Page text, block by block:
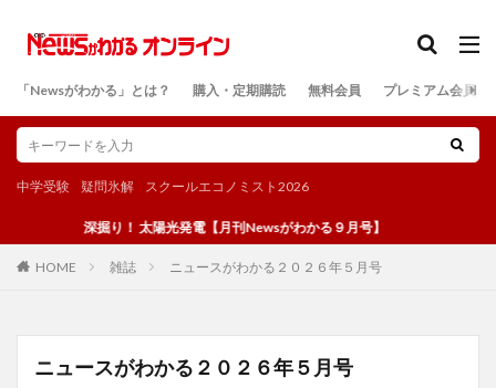
「Newsがわかる」とは？ 購入・定期購読 無料会員 プレミアム会員
中学受験 疑問氷解 スクールエコノミスト2026
深掘り！ 太陽光発電【月刊Newsがわかる９月号】
HOME 雑誌 ニュースがわかる２０２６年５月号
ニュースがわかる２０２６年５月号
検索